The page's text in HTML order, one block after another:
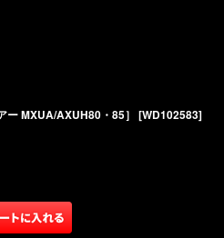
MXUA/AXUH80・85］ [WD102583]